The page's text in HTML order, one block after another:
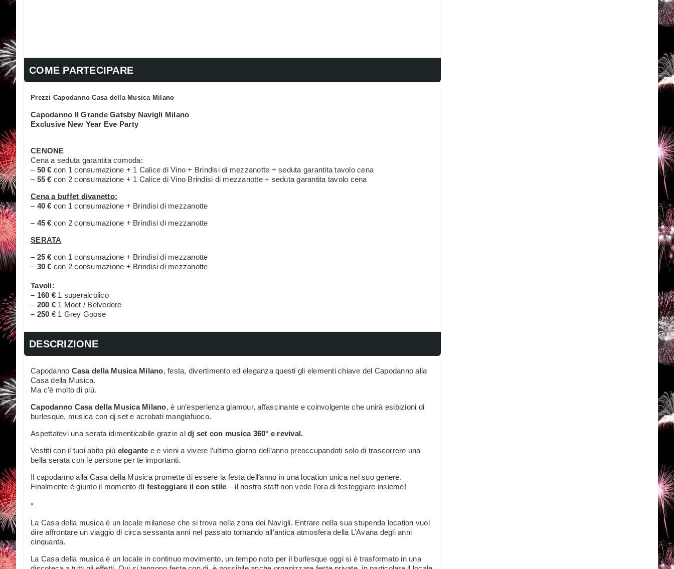
COME PARTECIPARE
Prezzi Capodanno Casa della Musica Milano
Capodanno Il Grande Gatsby Navigli Milano
Exclusive New Year Eve Party
CENONE
Cena a seduta garantita comoda:
– 50 € con 1 consumazione + 1 Calice di Vino + Brindisi di mezzanotte + seduta garantita tavolo cena
– 55 € con 2 consumazione + 1 Calice di Vino Brindisi di mezzanotte + seduta garantita tavolo cena
Cena a buffet divanetto:
–40 € con 1 consumazione + Brindisi di mezzanotte
– 45 € con 2 consumazione + Brindisi di mezzanotte
SERATA
– 25 € con 1 consumazione + Brindisi di mezzanotte
– 30 € con 2 consumazione + Brindisi di mezzanotte
Tavoli:
– 160 € 1 superalcolico
– 200 €1 Moet / Belvedere
– 250 € 1 Grey Goose
DESCRIZIONE
Capodanno Casa della Musica Milano, festa, divertimento ed eleganza questi gli elementi chiave del Capodanno alla
Casa della Musica.
Ma c’è molto di più.
Capodanno Casa della Musica Milano, è un’esperienza glamour, affascinante e coinvolgente che unirà esibizioni di
burlesque, musica con dj set e acrobati mangiafuoco.
Aspettatevi una serata idimenticabile grazie aldj set con musica 360° e revival.
Vestiti con il tuoi abito più elegante e e vieni a vivere l’ultimo giorno dell’anno preoccupandoti solo di trascorrere una
bella serata con le persone per te importanti.
Il capodanno alla Casa della Musica promette di essere la festa dell’anno in una location unica nel suo genere.
Finalmente è giunto il momento di festeggiare il con stile – il nostro staff non vede l’ora di festeggiare insieme!
*
La Casa della musica è un locale milanese che si trova nella zona dei Navigli. Entrare nella sua stupenda location vuol
dire affrontare un viaggio di circa sessanta anni nel passato tornando all’antica atmosfera della L’Avana degli anni
cinquanta.
La Casa della musica è un locale in continuo movimento, un tempo noto per il burlesque oggi si è trasformato in una